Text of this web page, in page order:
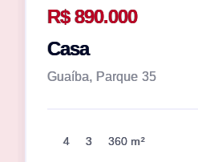
R$ 890.000
Casa
Guaíba, Parque 35
4 3 360 m²